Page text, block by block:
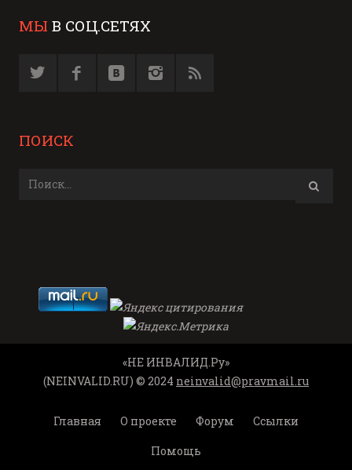
МЫ В СОЦ.СЕТЯХ
ПОИСК
«НЕ ИНВАЛИД.Ру»
(NEINVALID.RU) © 2024 neinvalid@pravmail.ru
Главная О проекте Форум
Ссылки
Помощь